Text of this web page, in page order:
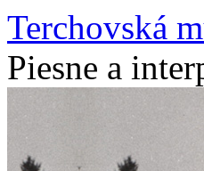
Terchovská
Piesne a